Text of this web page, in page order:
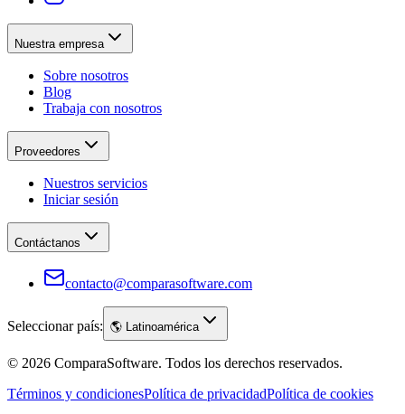
Nuestra empresa
Sobre nosotros
Blog
Trabaja con nosotros
Proveedores
Nuestros servicios
Iniciar sesión
Contáctanos
contacto@comparasoftware.com
Seleccionar país: 🌎 Latinoamérica
© 2026 ComparaSoftware. Todos los derechos reservados.
Términos y condicionesPolítica de privacidadPolítica de cookies